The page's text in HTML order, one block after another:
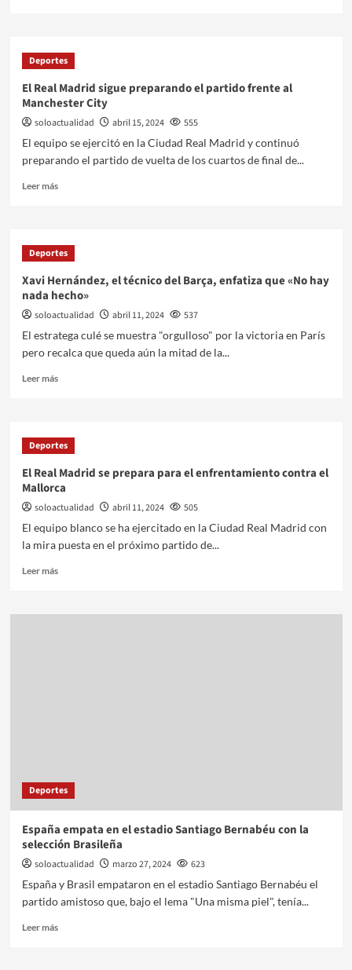
Deportes
El Real Madrid sigue preparando el partido frente al
Manchester City
soloactualidad abril 15, 2024
555
El equipo se ejercitó en la Ciudad Real Madrid y continuó
preparando el partido de vuelta de los cuartos de final de...
Leer más
Deportes
Xavi Hernández, el técnico del Barça, enfatiza que «No hay
nada hecho»
soloactualidad abril 11, 2024
537
El estratega culé se muestra "orgulloso" por la victoria en París
pero recalca que queda aún la mitad de la...
Leer más
Deportes
El Real Madrid se prepara para el enfrentamiento contra el
Mallorca
soloactualidad abril 11, 2024
505
El equipo blanco se ha ejercitado en la Ciudad Real Madrid con
la mira puesta en el próximo partido de...
Leer más
Deportes
España empata en el estadio Santiago Bernabéu con la
selección Brasileña
soloactualidad marzo 27, 2024
623
España y Brasil empataron en el estadio Santiago Bernabéu el
partido amistoso que, bajo el lema "Una misma piel", tenía...
Leer más